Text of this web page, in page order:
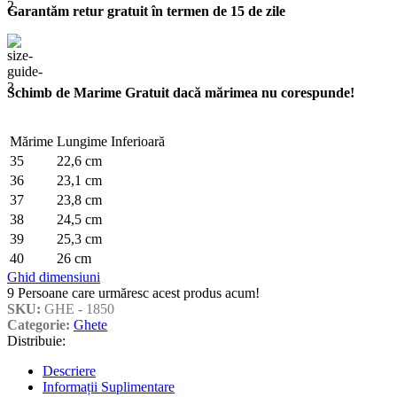
Garantăm retur gratuit în termen de 15 de zile
Schimb de Marime Gratuit dacă mărimea nu corespunde!
Mărime Lungime Inferioară
35
22,6 cm
36
23,1 cm
37
23,8 cm
38
24,5 cm
39
25,3 cm
40
26 cm
Ghid dimensiuni
9 Persoane care urmăresc acest produs acum!
SKU: GHE - 1850
Categorie: Ghete
Distribuie:
Descriere
Informații Suplimentare